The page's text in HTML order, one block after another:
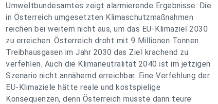
Umweltbundesamtes zeigt alarmierende Ergebnisse: Die
in Österreich umgesetzten Klimaschutzmaßnahmen
reichen bei weitem nicht aus, um das EU-Klimaziel 2030
zu erreichen. Österreich droht mit 9 Millionen Tonnen
Treibhausgasen im Jahr 2030 das Ziel krachend zu
verfehlen. Auch die Klimaneutralität 2040 ist im jetzigen
Szenario nicht annähernd erreichbar. Eine Verfehlung der
EU-Klimaziele hätte reale und kostspielige
Konsequenzen, denn Österreich müsste dann teure